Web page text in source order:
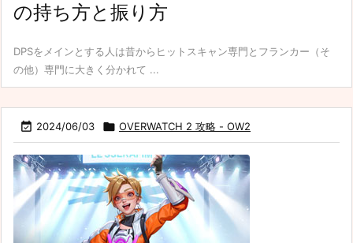
の持ち方と振り方
DPSをメインとする人は昔からヒットスキャン専門とフランカー（そ
の他）専門に大きく分かれて ...
 2024/06/03  OVERWATCH 2 攻略 - OW2